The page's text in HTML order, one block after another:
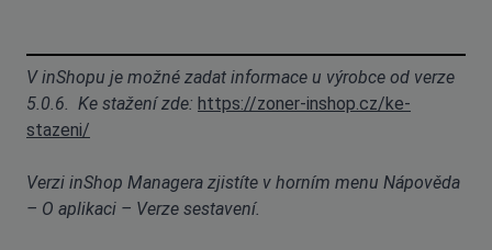
V inShopu je možné zadat informace u výrobce od verze
5.0.6. Ke stažení zde: https://zoner-inshop.cz/ke-
stazeni/
Verzi inShop Managera zjistíte v horním menu Nápověda
– O aplikaci – Verze sestavení.